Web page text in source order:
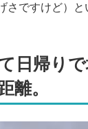
さですけど）
日帰り
離。